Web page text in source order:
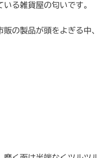
る雑貨屋の匂いです。
の製品が頭をよぎる中